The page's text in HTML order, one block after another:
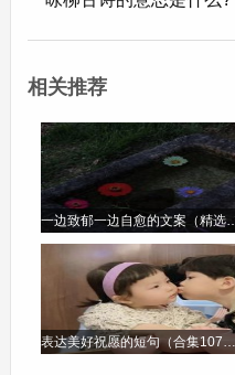
里畅游，享受游泳的乐
日记四
《家庭野餐》
阳光明媚的日子，一
味的食物，在草坪上
治格外好吃，爸爸则
相关推荐
一边致郁一边自愈的
表达美好祝愿的短句（合集107句）